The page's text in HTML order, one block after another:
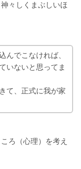
々しくまぶしいほ
んでこなければ、
いないと思ってま
て、正式に我が家
ろ（心理）を考え